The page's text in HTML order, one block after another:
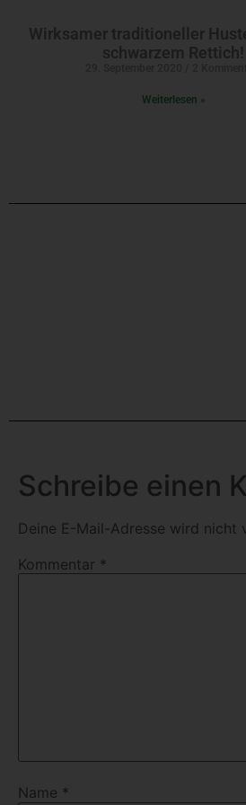
Wirksamer traditioneller
schwarzem Rettich!
Weiterlesen »
Schreibe einen
Deine E-Mail-Adresse wird nicht
Kommentar *
Name *